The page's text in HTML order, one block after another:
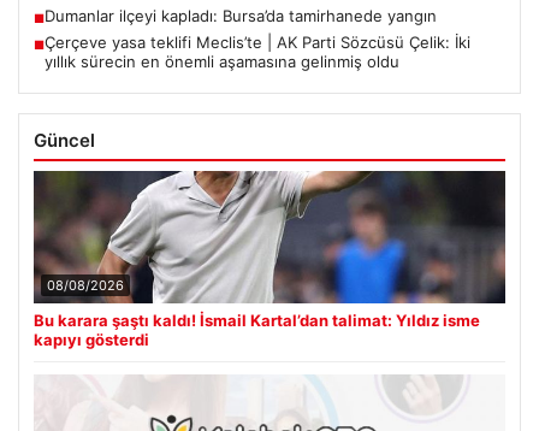
■Dumanlar ilçeyi kapladı: Bursa’da tamirhanede yangın
■Çerçeve yasa teklifi Meclis’te | AK Parti Sözcüsü Çelik: İki
yıllık sürecin en önemli aşamasına gelinmiş oldu
Güncel
08/08/2026
Bu karara şaştı kaldı! İsmail Kartal’dan talimat: Yıldız isme
kapıyı gösterdi